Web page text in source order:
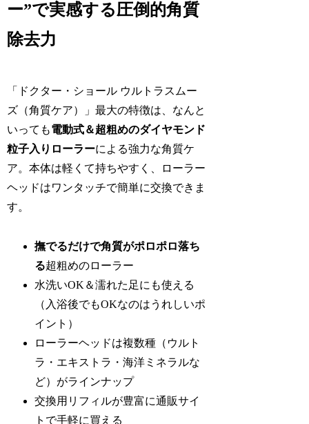
ー”で実感する圧倒的角質
除去力
「ドクター・ショール ウルトラスムー
ズ（角質ケア）」最大の特徴は、なんと
いっても電動式＆超粗めのダイヤモンド
粒子入りローラーによる強力な角質ケ
ア。本体は軽くて持ちやすく、ローラー
ヘッドはワンタッチで簡単に交換できま
す。
撫でるだけで角質がポロポロ落ち
る超粗めのローラー
水洗いOK＆濡れた足にも使える
（入浴後でもOKなのはうれしいポ
イント）
ローラーヘッドは複数種（ウルト
ラ・エキストラ・海洋ミネラルな
ど）がラインナップ
交換用リフィルが豊富に通販サイ
トで手軽に買える